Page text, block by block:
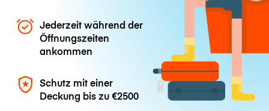
Jederzeit während der
Öffnungszeiten
ankommen
Schutz mit einer
Deckung bis zu€2500